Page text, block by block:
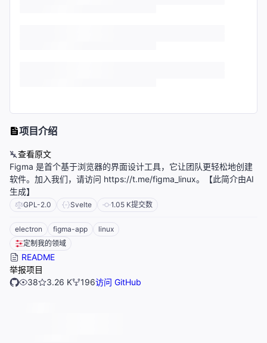
项目介绍
查看原文
Figma 是首个基于浏览器的界面设计工具，它让团队更轻松地创建
软件。加入我们，请访问 https://t.me/figma_linux。【此简介由AI
生成】
GPL-2.0 Svelte 1.05 K提交数
electron figma-app
linux
定制我的领域
README
举报项目
38
3.26 K 196访问 GitHub